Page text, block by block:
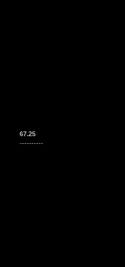
67.25
----------